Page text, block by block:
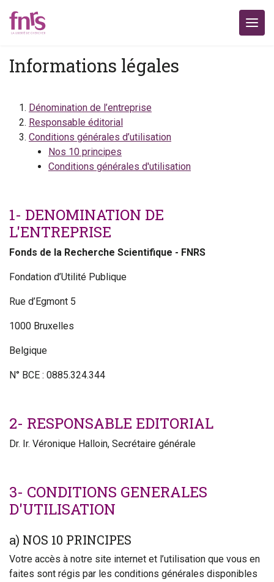
Informations légales
Dénomination de l’entreprise
Responsable éditorial
Conditions générales d’utilisation
Nos 10 principes
Conditions générales d'utilisation
1- DENOMINATION DE
L'ENTREPRISE
Fonds de la Recherche Scientifique - FNRS
Fondation d’Utilité Publique
Rue d’Egmont 5
1000 Bruxelles
Belgique
N° BCE : 0885.324.344
2- RESPONSABLE EDITORIAL
Dr. Ir. Véronique Halloin, Secrétaire générale
3- CONDITIONS GENERALES
D'UTILISATION
a) NOS 10 PRINCIPES
Votre accès à notre site internet et l’utilisation que vous en
faites sont régis par les conditions générales disponibles